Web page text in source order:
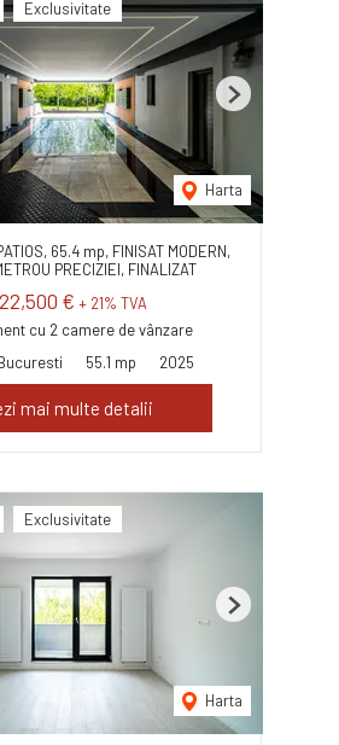
Exclusivitate
Harta
Next
65.4 mp, FINISAT MODERN,
PRECIZIEI, FINALIZAT
€ + 21% TVA
cu 2 camere de vânzare
55.1 mp 2025
mai multe detalii
Exclusivitate
Harta
Next